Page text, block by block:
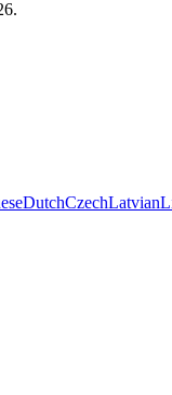
DutchCzechLatvian